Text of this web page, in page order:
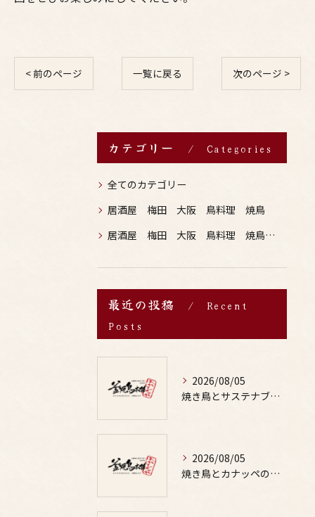
< 前のページ 一覧に戻る 次のページ >
カテゴリー Categories
全てのカテゴリー
居酒屋 梅田 大阪 鳥料理 焼鳥
居酒屋 梅田 大阪 鳥料理 焼鳥 お酒
最近の投稿
Recent
Posts
2026/08/05
焼き鳥とサステナブルな食文化を深掘りし安心して楽しむ新しいお酒体験
2026/08/05
焼き鳥とカナッペの組み合わせで手軽に彩るおもてなしレシピアイデア